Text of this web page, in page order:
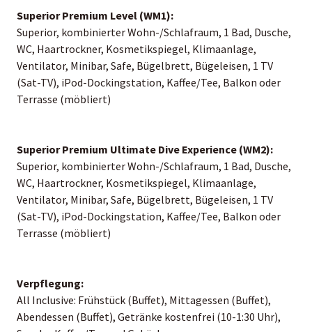
Superior Premium Level (WM1):
Superior, kombinierter Wohn-/Schlafraum, 1 Bad, Dusche,
WC, Haartrockner, Kosmetikspiegel, Klimaanlage,
Ventilator, Minibar, Safe, Bügelbrett, Bügeleisen, 1 TV
(Sat-TV), iPod-Dockingstation, Kaffee/Tee, Balkon oder
Terrasse (möbliert)
Superior Premium Ultimate Dive Experience (WM2):
Superior, kombinierter Wohn-/Schlafraum, 1 Bad, Dusche,
WC, Haartrockner, Kosmetikspiegel, Klimaanlage,
Ventilator, Minibar, Safe, Bügelbrett, Bügeleisen, 1 TV
(Sat-TV), iPod-Dockingstation, Kaffee/Tee, Balkon oder
Terrasse (möbliert)
Verpflegung:
All Inclusive: Frühstück (Buffet), Mittagessen (Buffet),
Abendessen (Buffet), Getränke kostenfrei (10-1:30 Uhr),